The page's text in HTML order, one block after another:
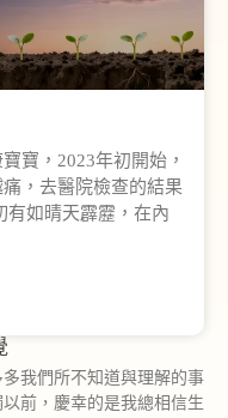
寶，2023年初開始，
，去醫院檢查的結果
有如晴天霹靂，在內
我們所不知道與理解的事
前，慶幸的是我總相信生